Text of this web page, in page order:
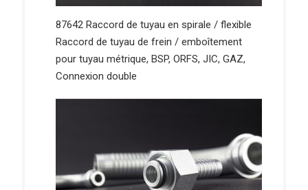
87642 Raccord de tuyau en spirale / flexible
Raccord de tuyau de frein / emboîtement
pour tuyau métrique, BSP, ORFS, JIC, GAZ,
Connexion double